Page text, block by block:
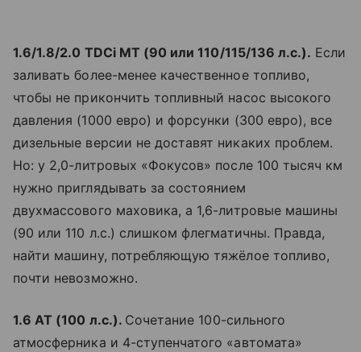
1.6/1.8/2.0 TDCi MT (90 или 110/115/136 л.с.). Если
заливать более-менее качественное топливо,
чтобы не прикончить топливный насос высокого
давления (1000 евро) и форсунки (300 евро), все
дизельные версии не доставят никаких проблем.
Но: у 2,0-литровых «Фокусов» после 100 тысяч км
нужно приглядывать за состоянием
двухмассового маховика, а 1,6-литровые машины
(90 или 110 л.с.) слишком флегматичны. Правда,
найти машину, потребляющую тяжёлое топливо,
почти невозможно.
1.6 АТ (100 л.с.). Сочетание 100-сильного
атмосферника и 4-ступенчатого «автомата»